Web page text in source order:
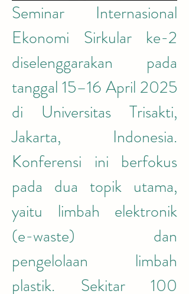
Seminar Internasional
Ekonomi Sirkular ke-2
diselenggarakan pada
tanggal 15–16 April 2025
di Universitas Trisakti,
Jakarta, Indonesia.
Konferensi ini berfokus
pada dua topik utama,
yaitu limbah elektronik
(e-waste) dan
pengelolaan limbah
plastik. Sekitar 100